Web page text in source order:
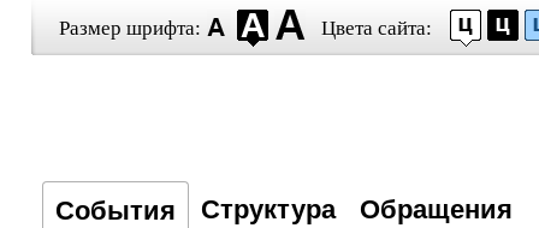
Размер шрифта: Цвета сайта:
События Структура Обращения